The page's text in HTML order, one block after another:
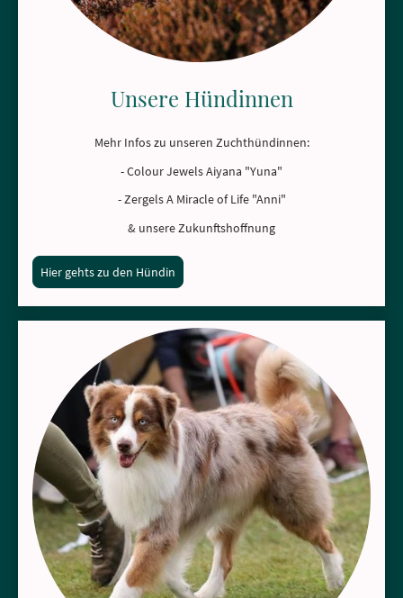
Unsere Hündinnen
Mehr Infos zu unseren Zuchthündinnen:
- Colour Jewels Aiyana "Yuna"
- Zergels A Miracle of Life "Anni"
& unsere Zukunftshoffnung
Hier gehts zu den Hündin